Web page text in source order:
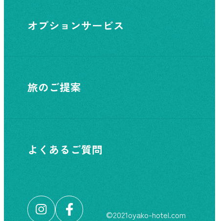
オプションサービス
旅のご提案
よくあるご質問
©︎2021oyako-hotel.com